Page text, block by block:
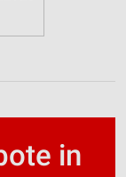
in